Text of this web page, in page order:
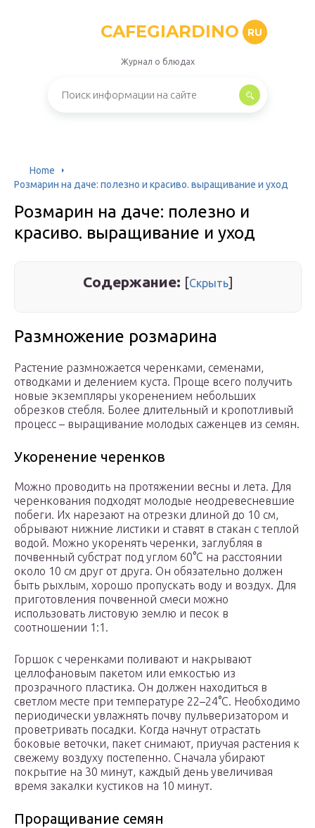
CAFEGIARDINO RU
Журнал о блюдах
Home
Розмарин на даче: полезно и красиво. выращивание и уход
Розмарин на даче: полезно и
красиво. выращивание и уход
Содержание: [Скрыть]
Размножение розмарина
Растение размножается черенками, семенами,
отводками и делением куста. Проще всего получить
новые экземпляры укоренением небольших
обрезков стебля. Более длительный и кропотливый
процесс – выращивание молодых саженцев из семян.
Укоренение черенков
Можно проводить на протяжении весны и лета. Для
черенкования подходят молодые неодревесневшие
побеги. Их нарезают на отрезки длиной до 10 см,
обрывают нижние листики и ставят в стакан с теплой
водой. Можно укоренять черенки, заглубляя в
почвенный субстрат под углом 60°С на расстоянии
около 10 см друг от друга. Он обязательно должен
быть рыхлым, хорошо пропускать воду и воздух. Для
приготовления почвенной смеси можно
использовать листовую землю и песок в
соотношении 1:1.
Горшок с черенками поливают и накрывают
целлофановым пакетом или емкостью из
прозрачного пластика. Он должен находиться в
светлом месте при температуре 22–24°С. Необходимо
периодически увлажнять почву пульверизатором и
проветривать посадки. Когда начнут отрастать
боковые веточки, пакет снимают, приучая растения к
свежему воздуху постепенно. Сначала убирают
покрытие на 30 минут, каждый день увеличивая
время закалки кустиков на 10 минут.
Проращивание семян